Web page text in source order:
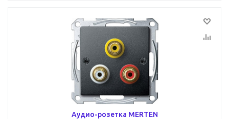
Аудио-розетка MERTEN